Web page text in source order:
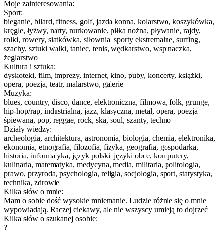
Moje zainteresowania:
Sport:
bieganie, bilard, fitness, golf, jazda konna, kolarstwo, koszykówka,
kręgle, łyżwy, narty, nurkowanie, piłka nożna, pływanie, rajdy,
rolki, rowery, siatkówka, siłownia, sporty ekstremalne, surfing,
szachy, sztuki walki, taniec, tenis, wędkarstwo, wspinaczka,
żeglarstwo
Kultura i sztuka:
dyskoteki, film, imprezy, internet, kino, puby, koncerty, książki,
opera, poezja, teatr, malarstwo, galerie
Muzyka:
blues, country, disco, dance, elektroniczna, filmowa, folk, grunge,
hip-hop/rap, industrialna, jazz, klasyczna, metal, opera, poezja
śpiewana, pop, reggae, rock, ska, soul, szanty, techno
Działy wiedzy:
archeologia, architektura, astronomia, biologia, chemia, elektronika,
ekonomia, etnografia, filozofia, fizyka, geografia, gospodarka,
historia, informatyka, język polski, języki obce, komputery,
kulinaria, matematyka, medycyna, media, militaria, politologia,
prawo, przyroda, psychologia, religia, socjologia, sport, statystyka,
technika, zdrowie
Kilka słów o mnie:
Mam o sobie dość wysokie mniemanie. Ludzie różnie się o mnie
wypowiadają. Raczej ciekawy, ale nie wszyscy umieją to dojrzeć
Kilka słów o szukanej osobie:
?